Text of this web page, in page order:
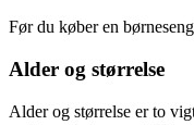
We are Bitte
Joie
Aeromoov
Før du køber en
Alder og størrelse
Alder og størrelse er to